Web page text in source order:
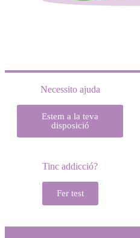
Necessito ajuda
Estem a la teva
disposició
Tinc addicció?
Fer test